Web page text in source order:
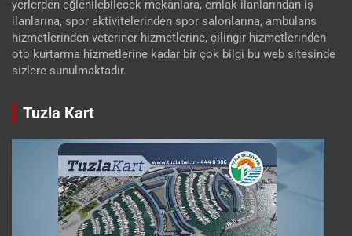
yerlerden eğlenilebilecek mekanlara, emlak ilanlarından iş
ilanlarına, spor aktivitelerinden spor salonlarına, ambulans
hizmetlerinden veteriner hizmetlerine, çilingir hizmetlerinden
oto kurtarma hizmetlerine kadar bir çok bilgi bu web sitesinde
sizlere sunulmaktadır.
Tuzla Kart